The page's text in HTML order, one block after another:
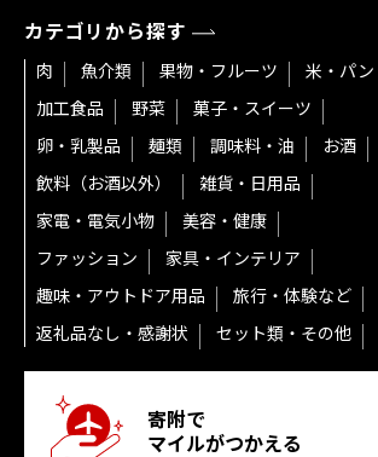
カテゴリから探す
肉 魚介類 果物・フルーツ
米・パン
加工食品
野菜
菓子・スイーツ
卵・乳製品
麺類 調味料・油
お酒
飲料（お酒以外）
雑貨・日用品
家電・電気小物
美容・健康
ファッション
家具・インテリア
趣味・アウトドア用品
旅行・体験など
返礼品なし・感謝状
セット類・その他
寄附で
マイルがつかえる